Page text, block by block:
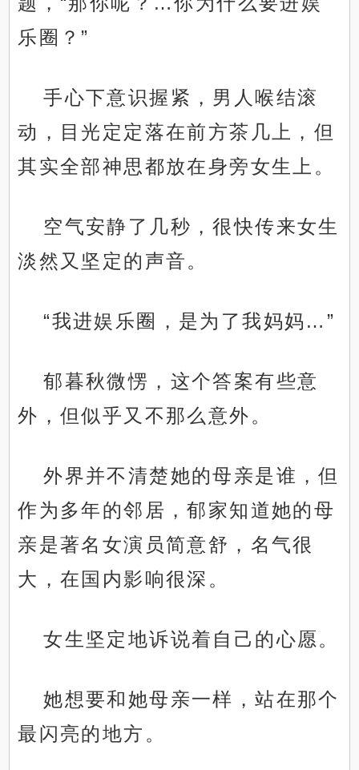
乐圈？”
手心下意识握紧，男人喉结滚
动，目光定定落在前方茶几上，但
其实全部神思都放在身旁女生上。
空气安静了几秒，很快传来女生
淡然又坚定的声音。
“我进娱乐圈，是为了我妈妈…”
郁暮秋微愣，这个答案有些意
外，但似乎又不那么意外。
外界并不清楚她的母亲是谁，但
作为多年的邻居，郁家知道她的母
亲是著名女演员简意舒，名气很
大，在国内影响很深。
女生坚定地诉说着自己的心愿。
她想要和她母亲一样，站在那个
最闪亮的地方。